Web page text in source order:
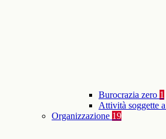
Burocrazia zero 1
Attività soggette
Organizzazione 19